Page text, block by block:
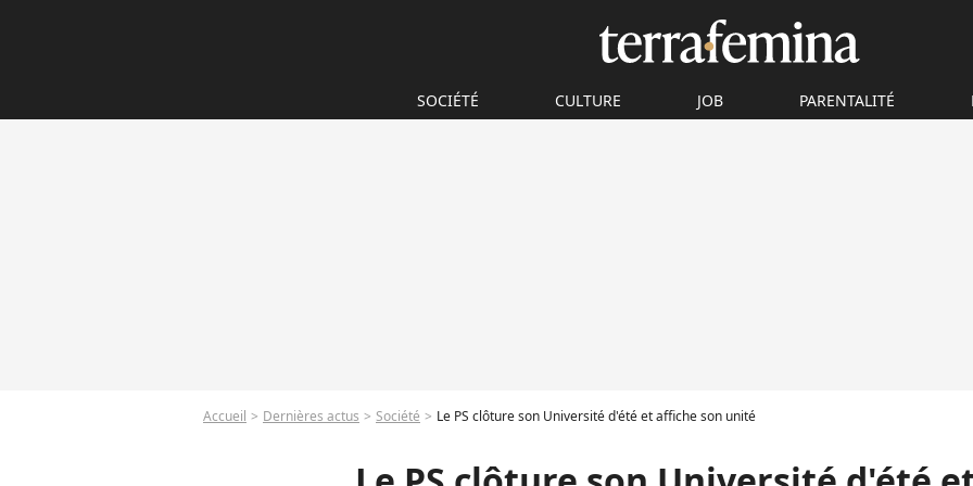
SOCIÉTÉ CULTURE JOB PARENTALITÉ
Accueil Dernières actus Société Le PS clôture son Université d'été et affiche son unité